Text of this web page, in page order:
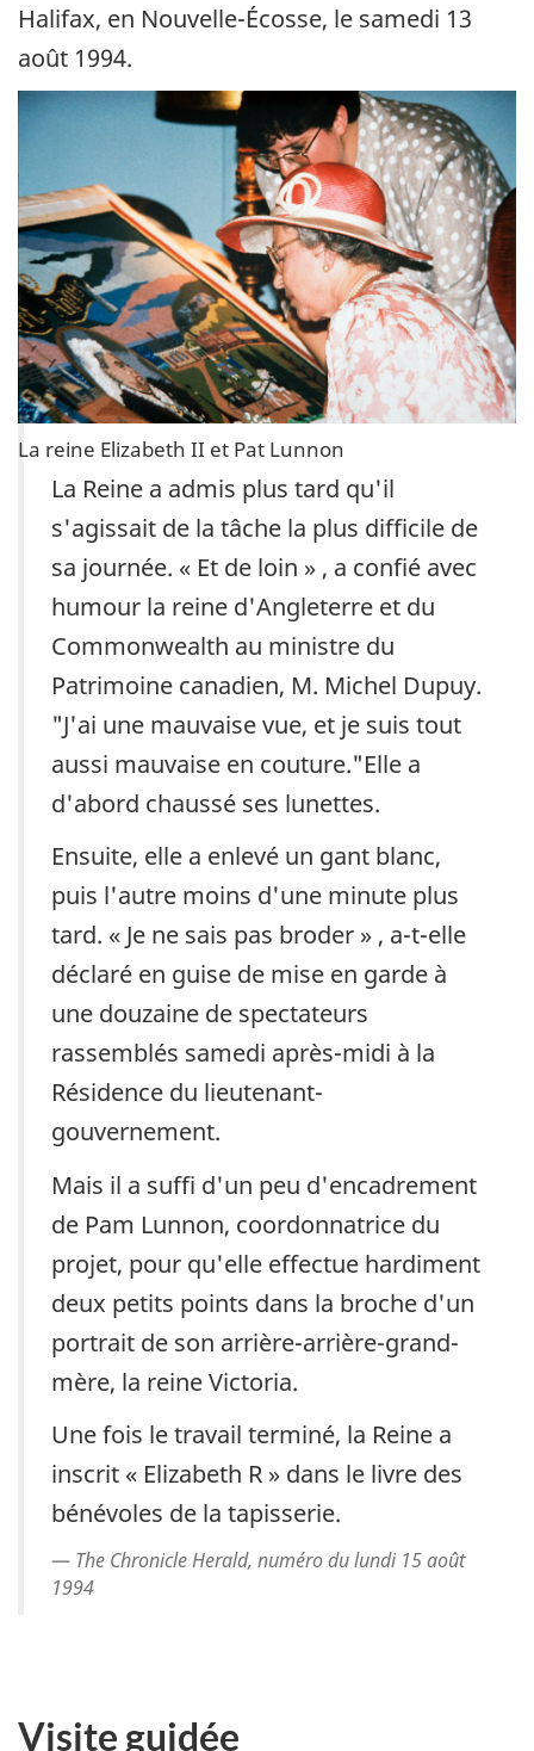
Halifax, en Nouvelle-Écosse, le samedi 13
août 1994.
La reine Elizabeth II et Pat Lunnon
La Reine a admis plus tard qu'il
s'agissait de la tâche la plus difficile de
sa journée. « Et de loin » , a confié avec
humour la reine d'Angleterre et du
Commonwealth au ministre du
Patrimoine canadien, M. Michel Dupuy.
"J'ai une mauvaise vue, et je suis tout
aussi mauvaise en couture."Elle a
d'abord chaussé ses lunettes.
Ensuite, elle a enlevé un gant blanc,
puis l'autre moins d'une minute plus
tard. « Je ne sais pas broder » , a-t-elle
déclaré en guise de mise en garde à
une douzaine de spectateurs
rassemblés samedi après-midi à la
Résidence du lieutenant-
gouvernement.
Mais il a suffi d'un peu d'encadrement
de Pam Lunnon, coordonnatrice du
projet, pour qu'elle effectue hardiment
deux petits points dans la broche d'un
portrait de son arrière-arrière-grand-
mère, la reine Victoria.
Une fois le travail terminé, la Reine a
inscrit « Elizabeth R » dans le livre des
bénévoles de la tapisserie.
The Chronicle Herald, numéro du lundi 15 août
1994
Visite guidée